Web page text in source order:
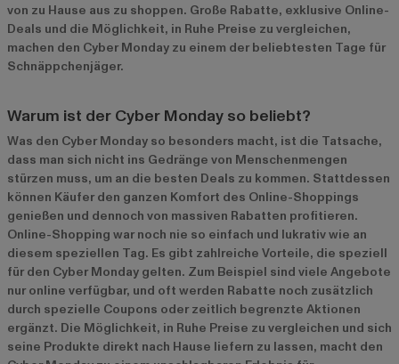
von zu Hause aus zu shoppen. Große Rabatte, exklusive Online-
Deals und die Möglichkeit, in Ruhe Preise zu vergleichen,
machen den Cyber Monday zu einem der beliebtesten Tage für
Schnäppchenjäger.
Warum ist der Cyber Monday so beliebt?
Was den Cyber Monday so besonders macht, ist die Tatsache,
dass man sich nicht ins Gedränge von Menschenmengen
stürzen muss, um an die besten Deals zu kommen. Stattdessen
können Käufer den ganzen Komfort des Online-Shoppings
genießen und dennoch von massiven Rabatten profitieren.
Online-Shopping war noch nie so einfach und lukrativ wie an
diesem speziellen Tag. Es gibt zahlreiche Vorteile, die speziell
für den Cyber Monday gelten. Zum Beispiel sind viele Angebote
nur online verfügbar, und oft werden Rabatte noch zusätzlich
durch spezielle Coupons oder zeitlich begrenzte Aktionen
ergänzt. Die Möglichkeit, in Ruhe Preise zu vergleichen und sich
seine Produkte direkt nach Hause liefern zu lassen, macht den